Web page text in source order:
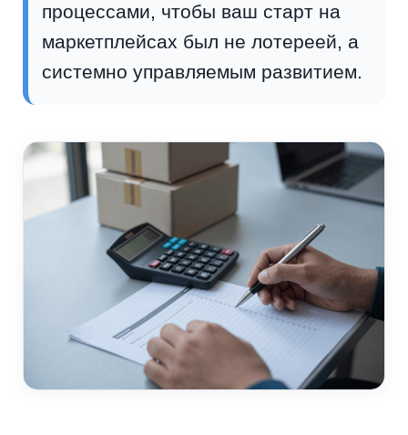
процессами, чтобы ваш старт на
маркетплейсах был не лотереей, а
системно управляемым развитием.